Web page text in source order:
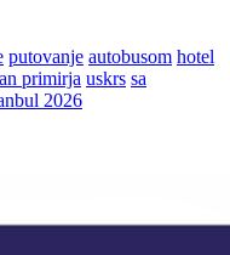
putovanje autobusom hotel
primirja uskrs sa
2026